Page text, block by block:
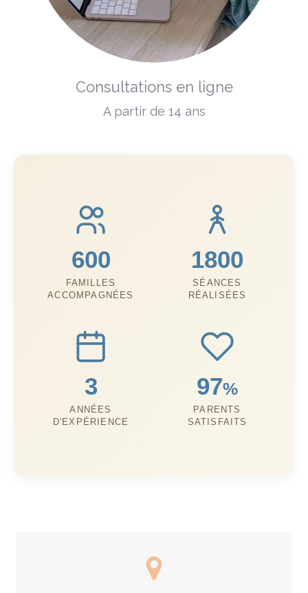
Consultations en ligne
A partir de 14 ans
600
FAMILLES
ACCOMPAGNÉES
1800
SÉANCES
RÉALISÉES
3
ANNÉES
D'EXPÉRIENCE
97%
PARENTS
SATISFAITS